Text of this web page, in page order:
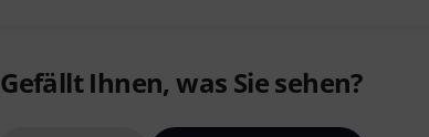
Gefällt Ihnen, was Sie sehen?